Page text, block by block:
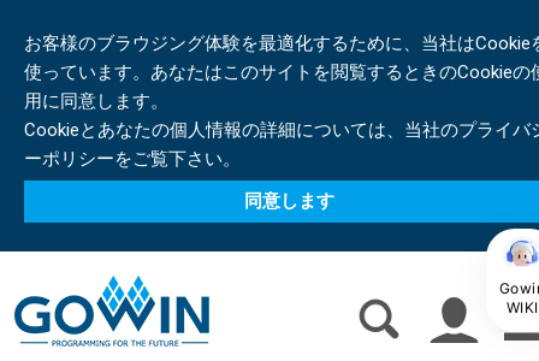
お客様のブラウジング体験を最適化するために、当社はCookie
使っています。あなたはこのサイトを閲覧するときのCookieの
用に同意します。
Cookieとあなたの個人情報の詳細については、当社のプライバ
ーポリシーをご覧下さい。
同意します
WIKI